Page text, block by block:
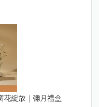
花綻放｜彌月禮盒